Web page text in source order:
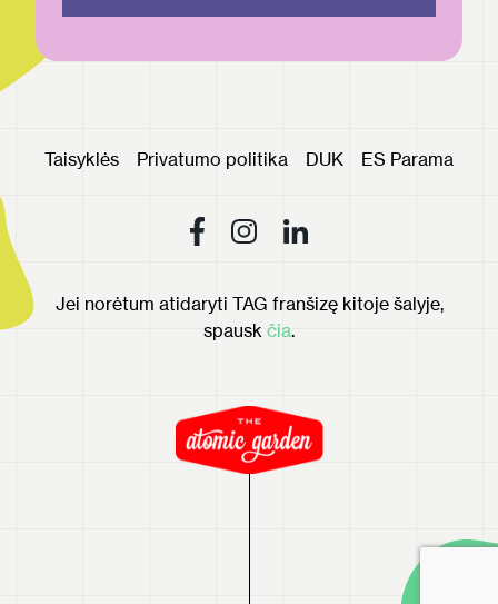
Taisyklės Privatumo politika DUK ES Parama
Jei norėtum atidaryti TAG franšizę kitoje šalyje,
spausk čia.